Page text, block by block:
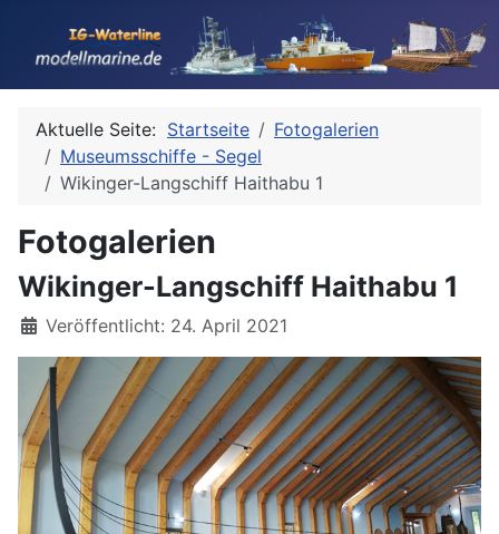
Aktuelle Seite: Startseite
Fotogalerien
Museumsschiffe - Segel
Wikinger-Langschiff Haithabu 1
Fotogalerien
Wikinger-Langschiff Haithabu 1
Details
Veröffentlicht: 24. April 2021